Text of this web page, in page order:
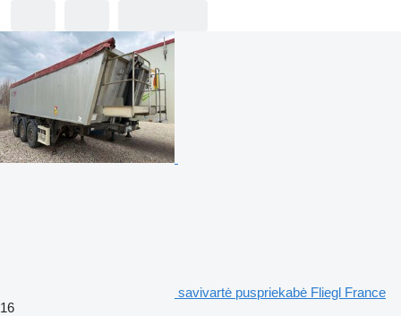
savivartė puspriekabė Fliegl France
16